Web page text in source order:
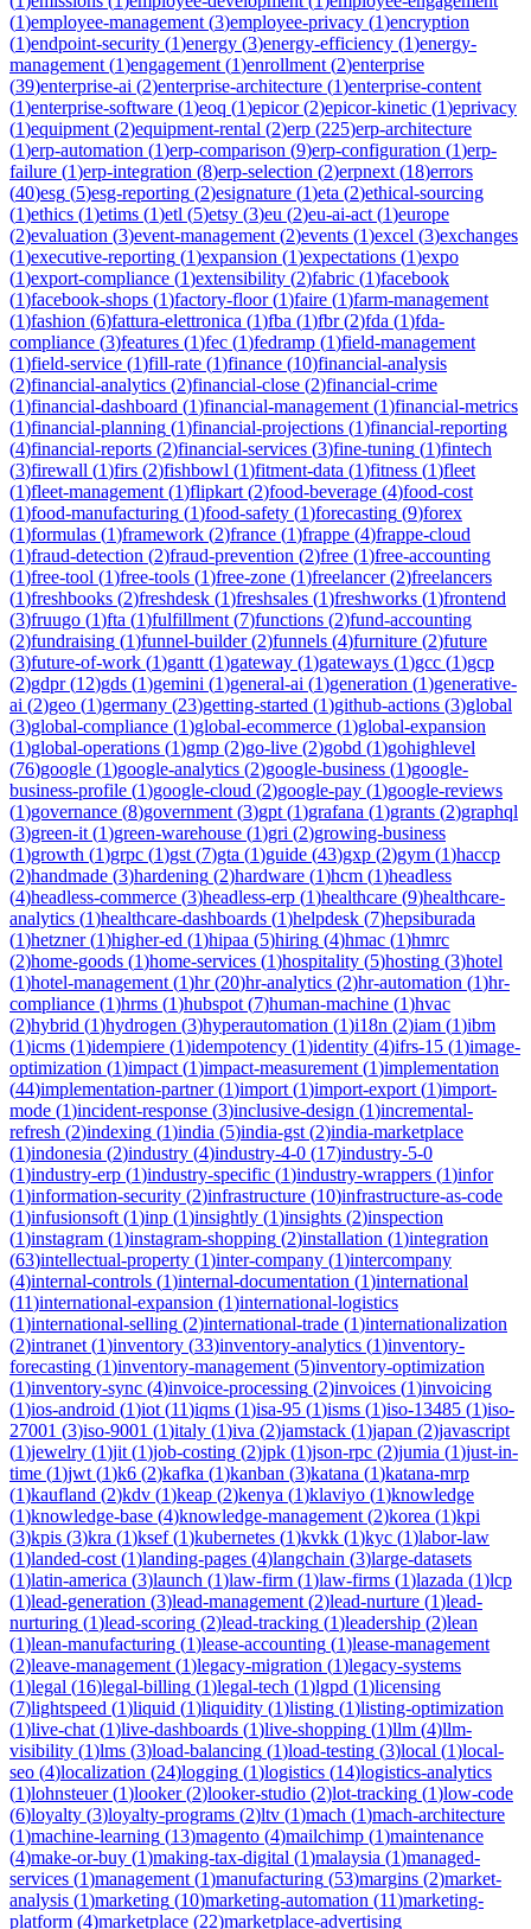
(1)employee-management (3)employee-privacy (1)encryption
(1)endpoint-security (1)energy (3)energy-efficiency (1)energy-
management (1)engagement (1)enrollment (2)enterprise
(39)enterprise-ai (2)enterprise-architecture (1)enterprise-content
(1)enterprise-software (1)eoq (1)epicor(2)epicor-kinetic (1)eprivacy
(1)equipment (2)equipment-rental (2)erp (225)erp-architecture
(1)erp-automation (1)erp-comparison (9)erp-configuration (1)erp-
failure (1)erp-integration (8)erp-selection (2)erpnext (18)errors
(40)esg (5)esg-reporting (2)esignature (1)eta (2)ethical-sourcing
(1)ethics (1)etims (1)etl (5)etsy (3)eu (2)eu-ai-act (1)europe
(2)evaluation (3)event-management (2)events (1)excel (3)exchanges
(1)executive-reporting (1)expansion (1)expectations (1)expo
(1)export-compliance (1)extensibility (2)fabric (1)facebook
(1)facebook-shops (1)factory-floor(1)faire (1)farm-management
(1)fashion (6)fattura-elettronica (1)fba (1)fbr(2)fda (1)fda-
compliance (3)features (1)fec (1)fedramp (1)field-management
(1)field-service (1)fill-rate (1)finance (10)financial-analysis
(2)financial-analytics (2)financial-close (2)financial-crime
(1)financial-dashboard (1)financial-management (1)financial-metrics
(1)financial-planning (1)financial-projections (1)financial-reporting
(4)financial-reports (2)financial-services (3)fine-tuning (1)fintech
(3)firewall (1)firs (2)fishbowl (1)fitment-data (1)fitness (1)fleet
(1)fleet-management (1)flipkart (2)food-beverage (4)food-cost
(1)food-manufacturing (1)food-safety (1)forecasting (9)forex
(1)formulas (1)framework (2)france (1)frappe (4)frappe-cloud
(1)fraud-detection (2)fraud-prevention (2)free (1)free-accounting
(1)free-tool (1)free-tools (1)free-zone (1)freelancer(2)freelancers
(1)freshbooks (2)freshdesk (1)freshsales (1)freshworks (1)frontend
(3)fruugo (1)fta (1)fulfillment (7)functions (2)fund-accounting
(2)fundraising (1)funnel-builder(2)funnels (4)furniture (2)future
(3)future-of-work (1)gantt (1)gateway (1)gateways (1)gcc (1)gcp
(2)gdpr(12)gds (1)gemini (1)general-ai (1)generation (1)generative-
ai (2)geo (1)germany (23)getting-started (1)github-actions (3)global
(3)global-compliance (1)global-ecommerce (1)global-expansion
(1)global-operations (1)gmp (2)go-live (2)gobd (1)gohighlevel
(76)google (1)google-analytics (2)google-business (1)google-
business-profile (1)google-cloud (2)google-pay (1)google-reviews
(1)governance (8)government (3)gpt (1)grafana (1)grants (2)graphql
(3)green-it (1)green-warehouse (1)gri (2)growing-business
(1)growth (1)grpc (1)gst (7)gta (1)guide (43)gxp (2)gym (1)haccp
(2)handmade (3)hardening (2)hardware (1)hcm (1)headless
(4)headless-commerce (3)headless-erp (1)healthcare (9)healthcare-
analytics (1)healthcare-dashboards (1)helpdesk (7)hepsiburada
(1)hetzner(1)higher-ed (1)hipaa (5)hiring (4)hmac (1)hmrc
(2)home-goods (1)home-services (1)hospitality (5)hosting (3)hotel
(1)hotel-management (1)hr(20)hr-analytics (2)hr-automation (1)hr-
compliance (1)hrms (1)hubspot (7)human-machine (1)hvac
(2)hybrid (1)hydrogen (3)hyperautomation (1)i18n (2)iam (1)ibm
(1)icms (1)idempiere (1)idempotency (1)identity (4)ifrs-15 (1)image-
optimization (1)impact (1)impact-measurement (1)implementation
(44)implementation-partner(1)import (1)import-export (1)import-
mode (1)incident-response (3)inclusive-design (1)incremental-
refresh (2)indexing (1)india (5)india-gst (2)india-marketplace
(1)indonesia (2)industry (4)industry-4-0 (17)industry-5-0
(1)industry-erp (1)industry-specific (1)industry-wrappers (1)infor
(1)information-security (2)infrastructure (10)infrastructure-as-code
(1)infusionsoft (1)inp (1)insightly (1)insights (2)inspection
(1)instagram (1)instagram-shopping (2)installation (1)integration
(63)intellectual-property (1)inter-company (1)intercompany
(4)internal-controls (1)internal-documentation (1)international
(11)international-expansion (1)international-logistics
(1)international-selling (2)international-trade (1)internationalization
(2)intranet (1)inventory (33)inventory-analytics (1)inventory-
forecasting (1)inventory-management (5)inventory-optimization
(1)inventory-sync (4)invoice-processing (2)invoices (1)invoicing
(1)ios-android (1)iot (11)iqms (1)isa-95 (1)isms (1)iso-13485 (1)iso-
27001 (3)iso-9001 (1)italy (1)iva (2)jamstack (1)japan (2)javascript
(1)jewelry (1)jit (1)job-costing (2)jpk (1)json-rpc (2)jumia (1)just-in-
time (1)jwt (1)k6 (2)kafka (1)kanban (3)katana (1)katana-mrp
(1)kaufland (2)kdv (1)keap (2)kenya (1)klaviyo (1)knowledge
(1)knowledge-base (4)knowledge-management (2)korea (1)kpi
(3)kpis (3)kra (1)ksef(1)kubernetes (1)kvkk (1)kyc (1)labor-law
(1)landed-cost (1)landing-pages (4)langchain (3)large-datasets
(1)latin-america (3)launch (1)law-firm (1)law-firms (1)lazada (1)lcp
(1)lead-generation (3)lead-management (2)lead-nurture (1)lead-
nurturing (1)lead-scoring (2)lead-tracking (1)leadership (2)lean
(1)lean-manufacturing (1)lease-accounting (1)lease-management
(2)leave-management (1)legacy-migration (1)legacy-systems
(1)legal (16)legal-billing (1)legal-tech (1)lgpd (1)licensing
(7)lightspeed (1)liquid (1)liquidity (1)listing (1)listing-optimization
(1)live-chat (1)live-dashboards (1)live-shopping (1)llm (4)llm-
visibility (1)lms (3)load-balancing (1)load-testing (3)local (1)local-
seo (4)localization (24)logging (1)logistics (14)logistics-analytics
(1)lohnsteuer(1)looker(2)looker-studio (2)lot-tracking (1)low-code
(6)loyalty (3)loyalty-programs (2)ltv (1)mach (1)mach-architecture
(1)machine-learning (13)magento (4)mailchimp (1)maintenance
(4)make-or-buy (1)making-tax-digital (1)malaysia (1)managed-
services (1)management (1)manufacturing (53)margins (2)market-
analysis (1)marketing (10)marketing-automation (11)marketing-
platform (4)marketplace (22)marketplace-advertising